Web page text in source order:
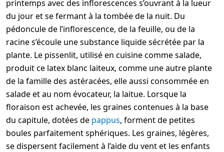
printemps avec des inflorescences s’ouvrant à la lueur
du jour et se fermant à la tombée de la nuit. Du
pédoncule de l’inflorescence, de la feuille, ou de la
racine s’écoule une substance liquide sécrétée par la
plante. Le pissenlit, utilisé en cuisine comme salade,
produit ce latex blanc laiteux, comme une autre plante
de la famille des astéracées, elle aussi consommée en
salade et au nom évocateur, la laitue. Lorsque la
floraison est achevée, les graines contenues à la base
du capitule, dotées de pappus, forment de petites
boules parfaitement sphériques. Les graines, légères,
se dispersent facilement à l’aide du vent et les enfants